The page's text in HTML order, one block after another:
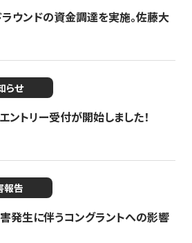
ウンドの資金調達を実施。佐藤大
らせ
トリー受付が開始しました！
報告
害発生に伴うコングラントへの影響